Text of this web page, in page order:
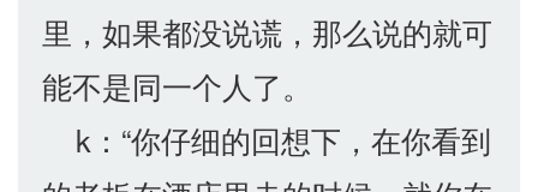
里，如果都没说谎，那么说的就可
能不是同一个人了。
k：“你仔细的回想下，在你看到